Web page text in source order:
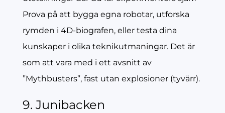
Prova på att bygga egna robotar, utforska
rymden i 4D-biografen, eller testa dina
kunskaper i olika teknikutmaningar. Det är
som att vara med i ett avsnitt av
”Mythbusters”, fast utan explosioner (tyvärr).
9. Junibacken